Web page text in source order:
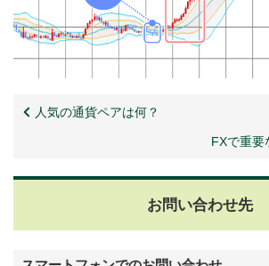
人気の通貨ペアは何？
FXで重要
お問い合わせ先